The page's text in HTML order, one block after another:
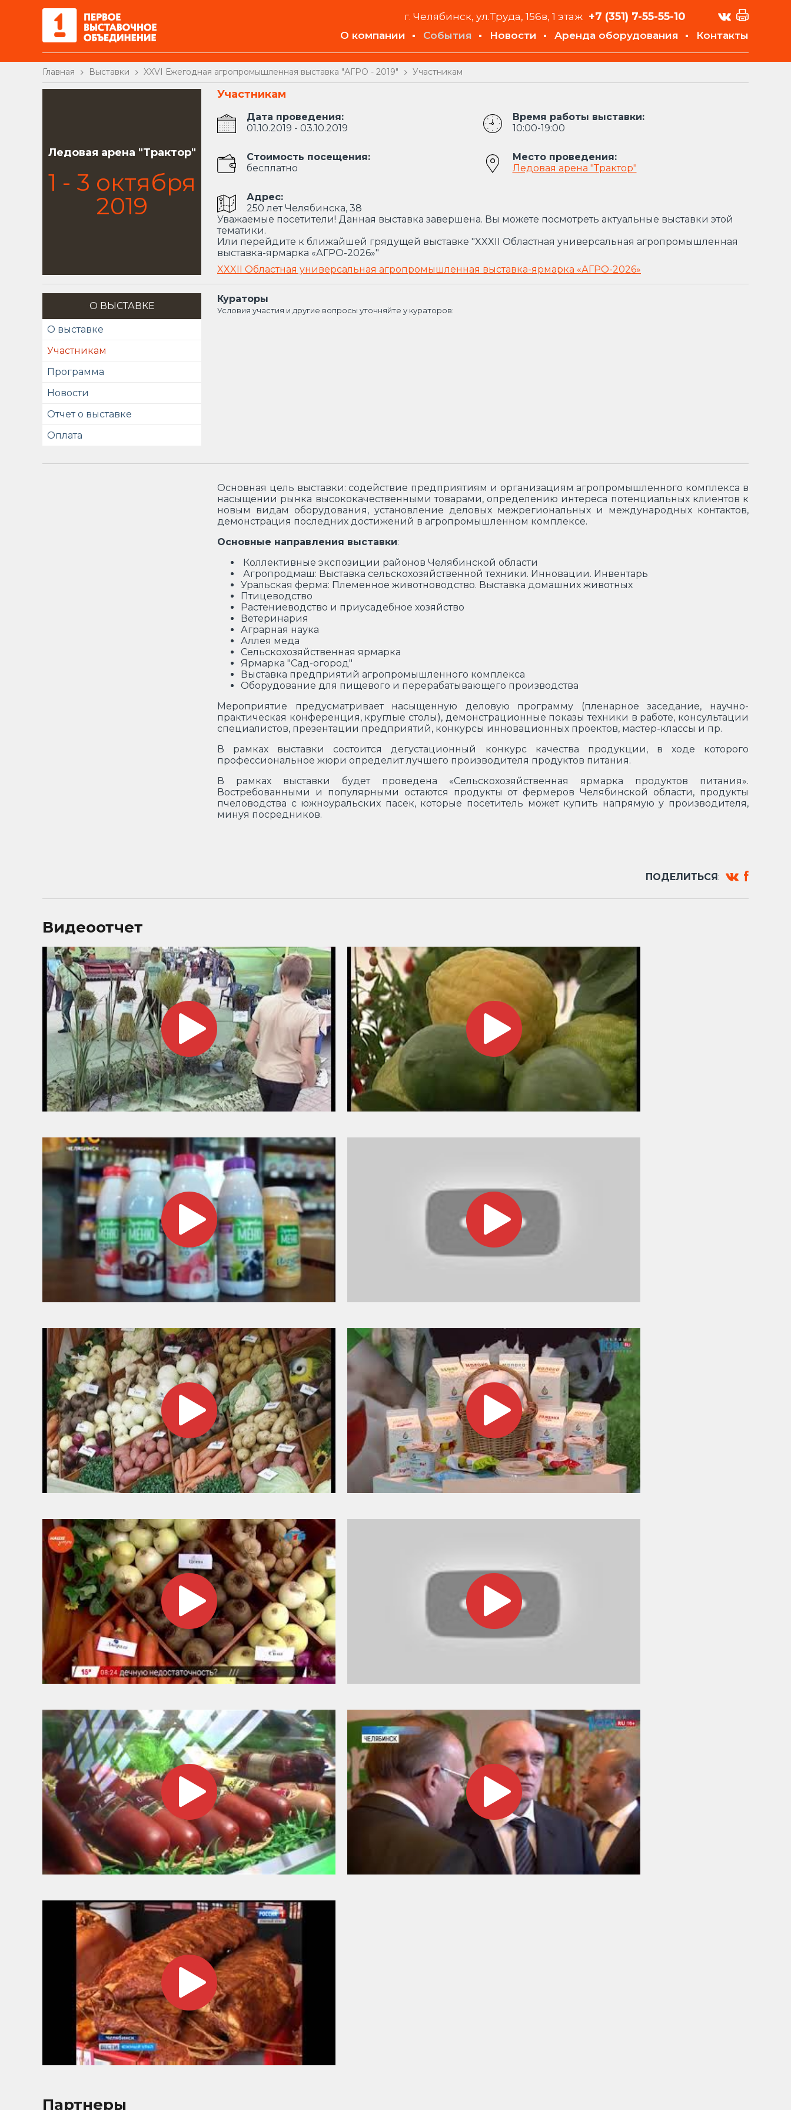
г. Челябинск, ул.Труда, 156в, 1 этаж +7 (351) 7-55-55-10
О компании События Новости Аренда оборудования Контакты
Главная Выставки XXVI Ежегодная агропромышленная выставка "АГРО - 2019" Участникам
Ледовая арена "Трактор"
1 - 3 октября
2019
Участникам
Дата проведения:
01.10.2019 - 03.10.2019
Время работы выставки:
10:00-19:00
Стоимость посещения:
бесплатно
Место проведения:
Ледовая арена "Трактор"
Адрес:
250 лет Челябинска, 38
Уважаемые посетители! Данная выставка завершена. Вы можете посмотреть актуальные выставки этой
тематики.
Или перейдите к ближайшей грядущей выставке "XXXII Областная универсальная агропромышленная
выставка-ярмарка «АГРО-2026»"
XXXII Областная универсальная агропромышленная выставка-ярмарка «АГРО-2026»
О ВЫСТАВКЕ
О выставке
Участникам
Программа
Новости
Отчет о выставке
Оплата
Кураторы
Условия участия и другие вопросы уточняйте у кураторов:
Основная цель выставки: содействие предприятиям и организациям агропромышленного комплекса в
насыщении рынка высококачественными товарами, определению интереса потенциальных клиентов к
новым видам оборудования, установление деловых межрегиональных и международных контактов,
демонстрация последних достижений в агропромышленном комплексе.
Основные направления выставки:
Коллективные экспозиции районов Челябинской области
Агропродмаш: Выставка сельскохозяйственной техники. Инновации. Инвентарь
Уральская ферма: Племенное животноводство. Выставка домашних животных
Птицеводство
Растениеводство и приусадебное хозяйство
Ветеринария
Аграрная наука
Аллея меда
Сельскохозяйственная ярмарка
Ярмарка "Сад-огород"
Выставка предприятий агропромышленного комплекса
Оборудование для пищевого и перерабатывающего производства
Мероприятие предусматривает насыщенную деловую программу (пленарное заседание, научно-
практическая конференция, круглые столы), демонстрационные показы техники в работе, консультации
специалистов, презентации предприятий, конкурсы инновационных проектов, мастер-классы и пр.
В рамках выставки состоится дегустационный конкурс качества продукции, в ходе которого
профессиональное жюри определит лучшего производителя продуктов питания.
В рамках выставки будет проведена «Сельскохозяйственная ярмарка продуктов питания».
Востребованными и популярными остаются продукты от фермеров Челябинской области, продукты
пчеловодства с южноуральских пасек, которые посетитель может купить напрямую у производителя,
минуя посредников.
ПОДЕЛИТЬСЯ:
Видеоотчет
Партнеры